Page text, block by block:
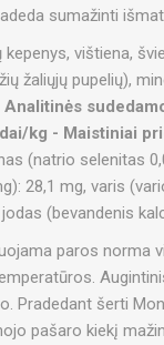
sumažinti
kepenys, vištiena,
žaliųjų pupelių),
Analitinės
kg - Maistiniai
(natrio selenitas
28,1 mg, varis
(bevandenis
paros norma
Pradedant šerti
pašaro kiekį